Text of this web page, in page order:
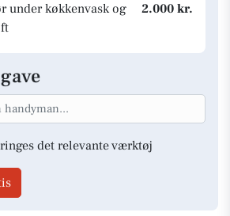
under køkkenvask og
2.000 kr.
det relevante værktøj